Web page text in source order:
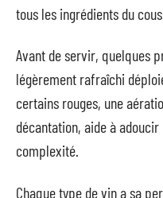
tous les ingrédients du
Avant de servir, quelques
légèrement rafraîchi
certains rouges, une
décantation, aide à
complexité.
Chaque type de vin a sa